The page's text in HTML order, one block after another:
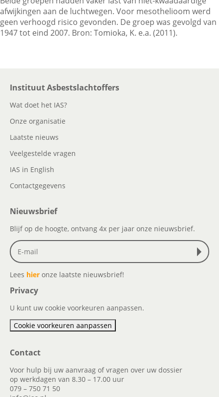
Zoeken
afwijkingen aan de luchtwegen. Voor mesothelioom werd
geen verhoogd risico gevonden. De groep was gevolgd van
1947 tot eind 2007. Bron: Tomioka, K. e.a. (2011).
Instituut Asbestslachtoffers
Wat doet het IAS?
Onze organisatie
Laatste nieuws
Veelgestelde vragen
IAS in English
Contactgegevens
Nieuwsbrief
Blijf op de hoogte, ontvang 4x per jaar onze nieuwsbrief.
Lees hier onze laatste nieuwsbrief!
Privacy
U kunt uw cookie voorkeuren aanpassen.
Cookie voorkeuren aanpassen
Contact
Voor hulp bij uw aanvraag of vragen over uw dossier
op werkdagen van 8.30 – 17.00 uur
079 – 750 71 50